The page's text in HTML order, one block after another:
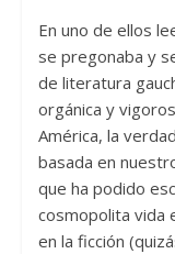
En uno de ellos
se pregonaba y
de literatura
orgánica y
América, la
basada en
que ha podido
cosmopolita vida
en la ficción